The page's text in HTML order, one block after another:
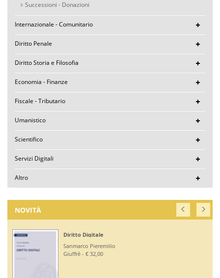
Successioni - Donazioni
Internazionale - Comunitario
Diritto Penale
Diritto Storia e Filosofia
Economia - Finanze
Fiscale - Tributario
Umanistico
Scientifico
Servizi Digitali
Altro
NOVITÀ
Diritto Digitale
Sanmarco Pieremilio
Giuffrè - € 32,00